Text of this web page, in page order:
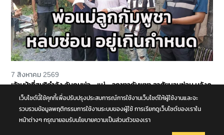
7 สิงหาคม 2569
เจ้าหน้าที่สนธิกำลัง จับกุมพ่อ - แม่ - ลูกชาวกัมพูชา อาศัยหลบซ่อน หลังค
ลินิกดังเมืองยะลา พบอยู่เกินกำหนด
เว็บไซต์นี้ใช้คุกกี้เพื่อปรับปรุงประสบการณ์การใช้งานเว็บไซต์ให้ผู้ใช้งานและจะ
รวบรวมข้อมูลพฤติกรรมการใช้งานระบบของผู้ใช้ การเรียกดูเว็บไซต์ของเราใน
หน้าต่างๆ กรุณายอมรับนโยบายความเป็นส่วนตัวของเรา